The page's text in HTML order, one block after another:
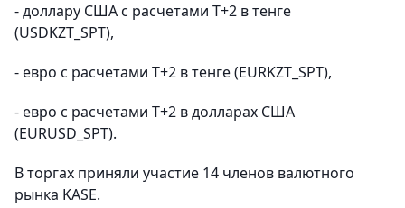
- доллару США с расчетами Т+2 в тенге
(USDKZT_SPT),
- евро с расчетами Т+2 в тенге (EURKZT_SPT),
- евро с расчетами Т+2 в долларах США
(EURUSD_SPT).
В торгах приняли участие 14 членов валютного
рынка KASE.